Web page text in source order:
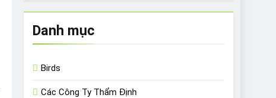
Danh mục
Birds
Các Công Ty Thẩm Định